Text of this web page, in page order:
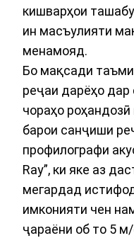
кишварҳои
ин масъулияти
менамояд.
Бо мақсади
реҷаи дарёҳо
чораҳо
барои санҷиши
профилографи
Ray”, ки яке аз
мегардад
имконияти чен
ҷараёни об то 5